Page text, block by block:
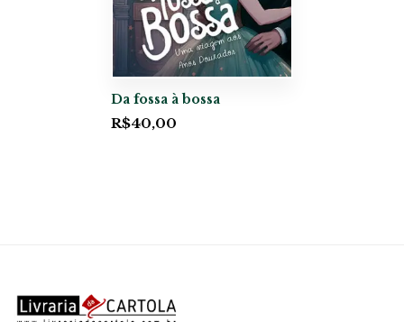
Da fossa à bossa
R$40,00